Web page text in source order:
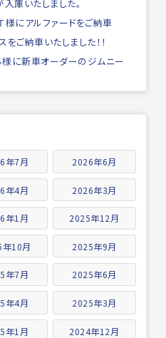
入庫いたしました。
様にアルファードをご納車
ご納車いたしました！！
に新車オーダーのジムニー
年7月 2026年6月
年4月 2026年3月
年1月 2025年12月
10月 2025年9月
年7月 2025年6月
年4月 2025年3月
年1月 2024年12月